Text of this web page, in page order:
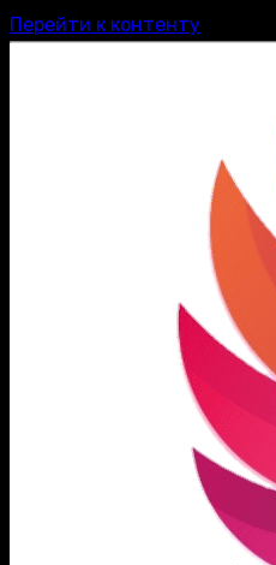
Перейти к контенту